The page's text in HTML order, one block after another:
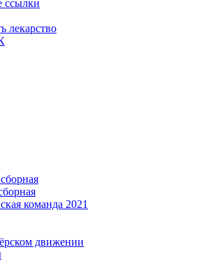
ссылки
лекарство
команда 2021
движении